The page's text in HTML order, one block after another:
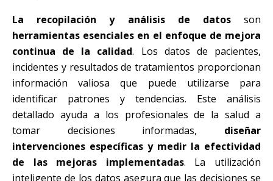
La recopilación y análisis de datosson
herramientas esenciales en el enfoque de mejora
continua de la calidad. Los datos de pacientes,
incidentes y resultados de tratamientos proporcionan
información valiosa que puede utilizarse para
identificar patrones y tendencias. Este análisis
detallado ayuda a los profesionales de la salud a
tomar decisiones informadas, diseñar
intervenciones específicas y medir la efectividad
de las mejoras implementadas. La utilización
inteligente de los datos asegura que las decisiones se